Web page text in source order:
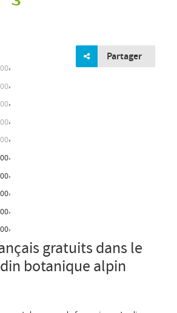
Partager
,
,
gratuits dans le
botanique alpin